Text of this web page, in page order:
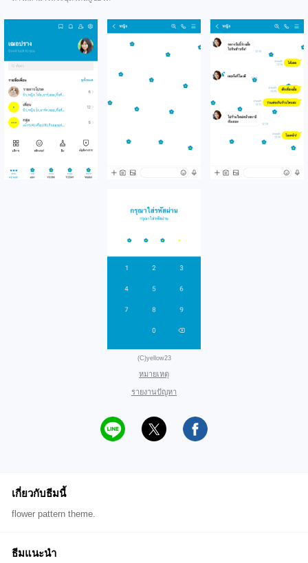
(C)yellow23
หมายเหตุ
รายงานปัญหา
เกี่ยวกับธีมนี้
flower pattern theme.
ธีมแนะนำ